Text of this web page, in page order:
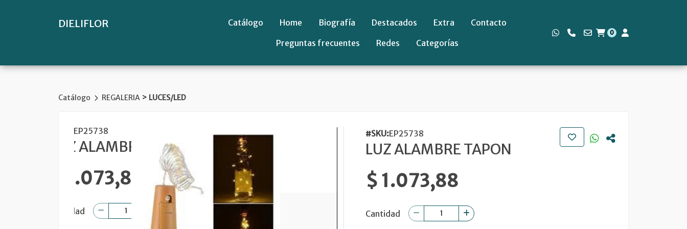
DIELIFLOR Catálogo Home Biografía Destacados Extra
Contacto
Preguntas frecuentes
Redes Categorías
0
Catálogo REGALERIA > LUCES/LED
#SKU:EP25738
LUZ ALAMBRE TAPON
$ 1.073,88
Cantidad